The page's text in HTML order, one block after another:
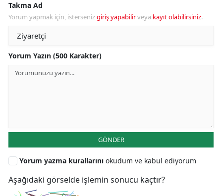
Takma Ad
Yorum yapmak için, istersenizgiriş yapabilirveya kayıt olabilirsiniz.
Yorum Yazın (500 Karakter)
GÖNDER
Yorum yazma kurallarını okudum ve kabul ediyorum
Aşağıdaki görselde işlemin sonucu kaçtır?